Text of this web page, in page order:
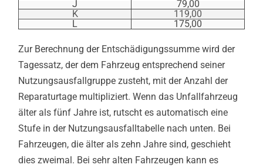
J
79,00
K
119,00
L
175,00
Zur Berechnung der Entschädigungssumme wird der
Tagessatz, der dem Fahrzeug entsprechend seiner
Nutzungsausfallgruppe zusteht, mit der Anzahl der
Reparaturtage multipliziert. Wenn das Unfallfahrzeug
älter als fünf Jahre ist, rutscht es automatisch eine
Stufe in der Nutzungsausfalltabelle nach unten. Bei
Fahrzeugen, die älter als zehn Jahre sind, geschieht
dies zweimal. Bei sehr alten Fahrzeugen kann es